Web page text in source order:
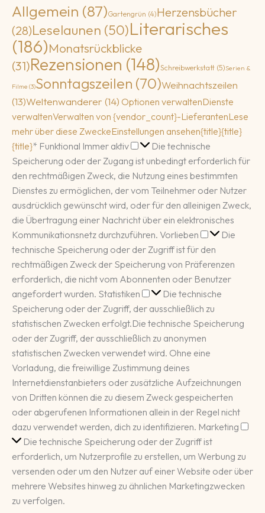
Allgemein (87)Gartengrün (4)Herzensbücher
(28)Leselaunen (50)Literarisches
(186)Monatsrückblicke
(31)Rezensionen (148)Schreibwerkstatt (5)Serien &
Filme (3)Sonntagszeilen (70)Weihnachtszeilen
(13)Weltenwanderer (14) Optionen verwaltenDienste
verwaltenVerwalten von {vendor_count}-LieferantenLese
mehr über diese ZweckeEinstellungen ansehen{title}{title}
{title}* Funktional Immer aktiv Funktional
Die technische
Speicherung oder der Zugang ist unbedingt erforderlich für
den rechtmäßigen Zweck, die Nutzung eines bestimmten
Dienstes zu ermöglichen, der vom Teilnehmer oder Nutzer
ausdrücklich gewünscht wird, oder für den alleinigen Zweck,
die Übertragung einer Nachricht über ein elektronisches
Kommunikationsnetz durchzuführen. Vorlieben Vorlieben
Die
technische Speicherung oder der Zugriff ist für den
rechtmäßigen Zweck der Speicherung von Präferenzen
erforderlich, die nicht vom Abonnenten oder Benutzer
angefordert wurden. Statistiken Statistiken
Die technische
Speicherung oder der Zugriff, der ausschließlich zu
statistischen Zwecken erfolgt.Die technische Speicherung
oder der Zugriff, der ausschließlich zu anonymen
statistischen Zwecken verwendet wird. Ohne eine
Vorladung, die freiwillige Zustimmung deines
Internetdienstanbieters oder zusätzliche Aufzeichnungen
von Dritten können die zu diesem Zweck gespeicherten
oder abgerufenen Informationen allein in der Regel nicht
dazu verwendet werden, dich zu identifizieren. Marketing
Die technische Speicherung oder der Zugriff ist
erforderlich, um Nutzerprofile zu erstellen, um Werbung zu
versenden oder um den Nutzer auf einer Website oder über
mehrere Websites hinweg zu ähnlichen Marketingzwecken
zu verfolgen.